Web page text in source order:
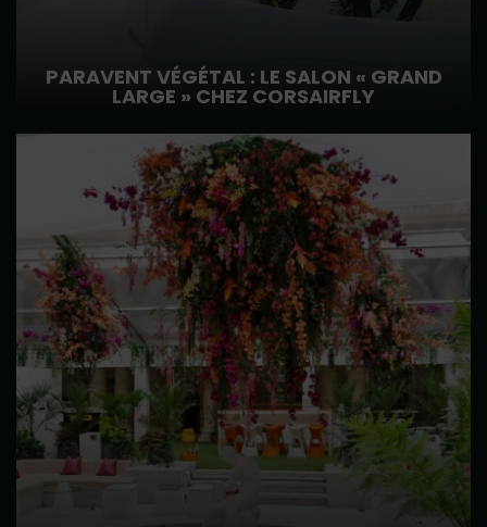
PARAVENT VÉGÉTAL : LE SALON « GRAND
LARGE » CHEZ CORSAIRFLY